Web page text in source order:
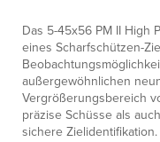
Das 5-45x56 PM II High
eines Scharfschützen-
außergewöhnlichen
Vergrößerungsbereich
präzise Schüsse als
sichere Zielidentifikation.